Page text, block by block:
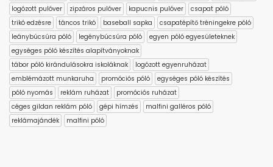
logózott pulóver
zipzáros pulóver kapucnis pulóver
csapat póló
trikó edzésre
táncos trikó baseball sapka
csapatépítő tréningekre póló
leánybúcsúra póló
legénybúcsúra póló
egyen póló egyesületeknek
egységes póló készítés alapítványoknak
tábor póló kirándulásokra iskoláknak
logózott egyenruházat
emblémázott munkaruha
promóciós póló
egységes póló készítés
póló nyomás
reklám ruházat
promóciós ruházat
céges gildan reklám póló
gépi hímzés
malfini galléros póló
reklámajándék
malfini póló